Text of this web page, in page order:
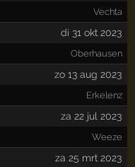
Vechta
di 31 okt 2023
Oberhausen
zo 13 aug 2023
Erkelenz
za 22 jul 2023
Weeze
za 25 mrt 2023